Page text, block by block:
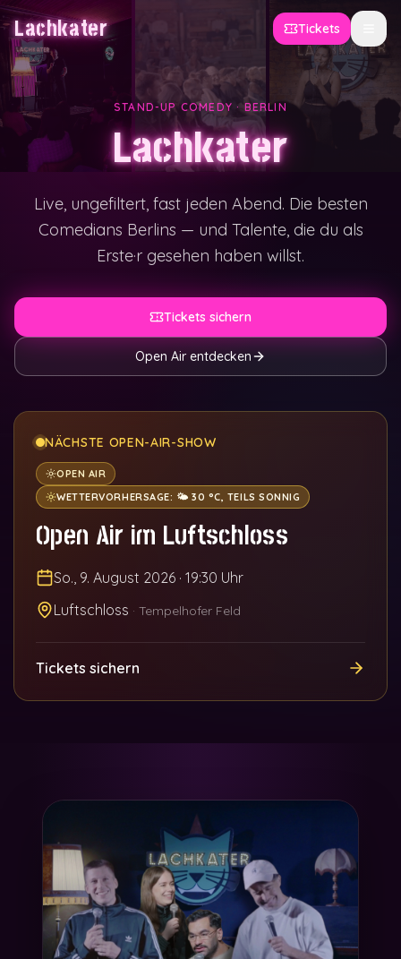
Lachkater Tickets
STAND-UP COMEDY · BERLIN
Lachkater
Live, ungefiltert, fast jeden Abend. Die besten
Comedians Berlins — und Talente, die du als
Erste·r gesehen haben willst.
Tickets sichern
Open Air entdecken
NÄCHSTE OPEN-AIR-SHOW
OPEN AIR
WETTERVORHERSAGE: 🌤️ 30 °C, TEILS SONNIG
Open Air im Luftschloss
So., 9. August 2026 · 19:30 Uhr
Luftschloss · Tempelhofer Feld
Tickets sichern